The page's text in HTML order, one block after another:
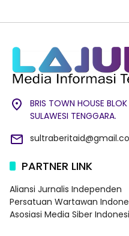
BRIS TOWN HOUSE
SULAWESI TENGGARA.
PARTNER LINK
Aliansi Jurnalis Independen
Persatuan Wartawan
Asosiasi Media Siber